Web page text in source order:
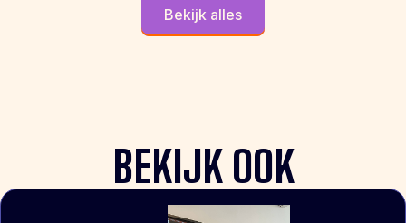
Bekijk alles
BEKIJK OOK